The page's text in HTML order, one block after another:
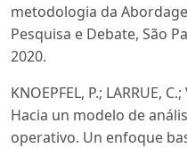
metodologia da
Pesquisa e Debate, São
2020.
KNOEPFEL, P.; LARRUE,
Hacia un modelo de
operativo. Un enfoque